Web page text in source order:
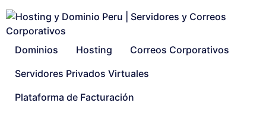
Dominios Hosting
Correos Corporativos
Servidores Privados Virtuales
Plataforma de Facturación